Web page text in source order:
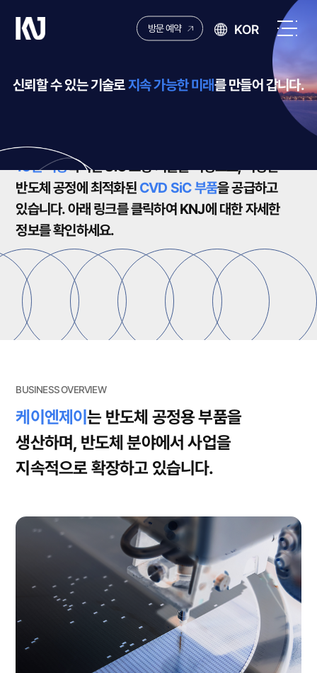
케
이
제
이
방문 예약 KOR
메
뉴
열
신뢰할 수 있는 기술로지속 가능한 미래를 만들어 갑니다.
15년 이상축적된 SiC 코팅 기술을 바탕으로,다양한
반도체 공정에 최적화된 CVD SiC 부품을 공급하고
있습니다.아래 링크를 클릭하여 KNJ에 대한 자세한
정보를 확인하세요.
View more
BUSINESS OVERVIEW
케이엔제이는 반도체 공정용 부품을
생산하며, 반도체 분야에서 사업을
지속적으로 확장하고 있습니다.